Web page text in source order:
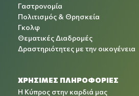
Γαστρονομία
Πολιτισμός & Θρησκεία
Γκολφ
Θεματικές Διαδρομές
Δραστηριότητες με την οικογένεια
ΧΡΉΣΙΜΕΣ ΠΛΗΡΟΦΟΡΊΕΣ
Η Κύπρος στην καρδιά μας